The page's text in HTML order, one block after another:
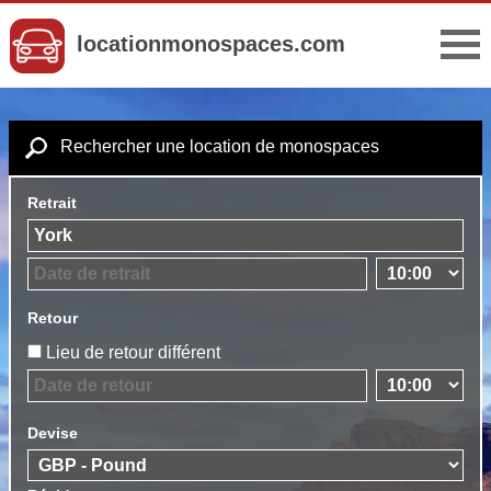
locationmonospaces.com
Rechercher une location de monospaces
Retrait
Retour
Lieu de retour différent
Devise